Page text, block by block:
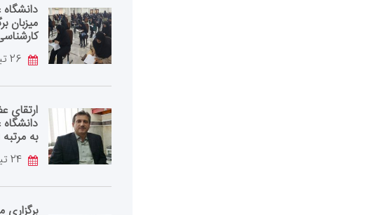
دانشگاه
میزبان
کارشناسی‌
ارتقای
دانشگاه
به